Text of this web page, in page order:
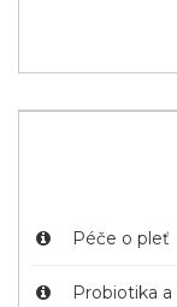
Péče o pleť
Probiotika